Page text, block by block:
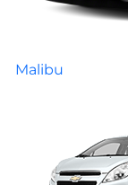
Malibu